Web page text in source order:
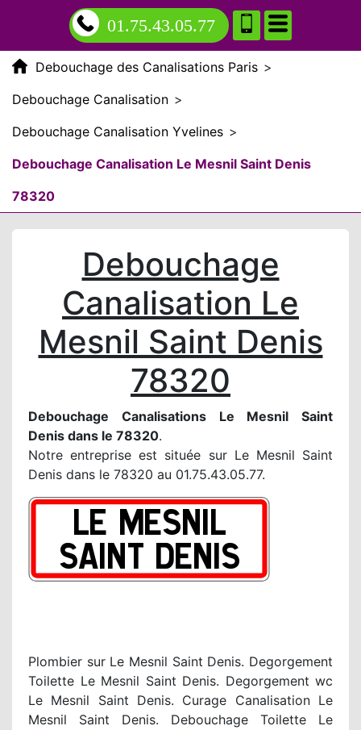
01.75.43.05.77
Debouchage des Canalisations Paris >
Debouchage Canalisation >
Debouchage Canalisation Yvelines >
Debouchage Canalisation Le Mesnil Saint Denis
78320
Debouchage
Canalisation Le
Mesnil Saint Denis
78320
Debouchage Canalisations Le Mesnil Saint
Denis dans le 78320.
Notre entreprise est située sur Le Mesnil Saint
Denis dans le 78320 au 01.75.43.05.77.
Plombier sur Le Mesnil Saint Denis. Degorgement
Toilette Le Mesnil Saint Denis. Degorgement wc
Le Mesnil Saint Denis. Curage Canalisation Le
Mesnil Saint Denis. Debouchage Toilette Le